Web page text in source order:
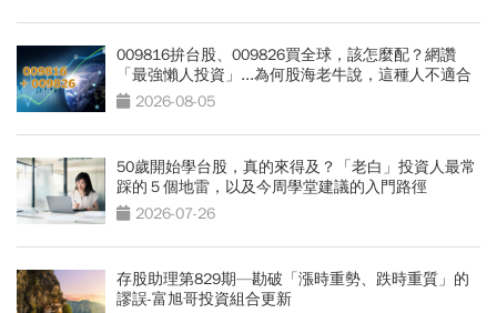
009816拚台股、009826買全球，該怎麼配？網讚
「最強懶人投資」...為何股海老牛說，這種人不適合
買？2026-08-05
50歲開始學台股，真的來得及？「老白」投資人最常
踩的５個地雷，以及今周學堂建議的入門路徑
2026-07-26
存股助理第829期—勘破「漲時重勢、跌時重質」的
謬誤-富旭哥投資組合更新